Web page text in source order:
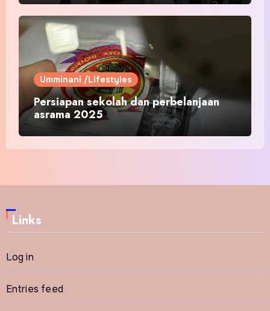
Umminani /Lifestyles
Persiapan sekolah dan perbelanjaan
asrama 2025
Links
Log in
Entries feed